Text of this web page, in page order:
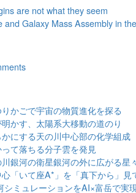
are not what they seem
and Galaxy Mass Assembly in
かごで宇宙の物質進化を探る
かす、太陽系大移動の道のり
にする天の川中心部の化学組成
て落ちる分子雲を発見
銀河の衛星銀河の外に広がる星
「いて座A*」を「真下から」見
ミュレーションをAI×富岳で実